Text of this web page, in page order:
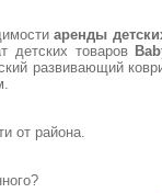
аренды
детских товаров
развивающий
от района.